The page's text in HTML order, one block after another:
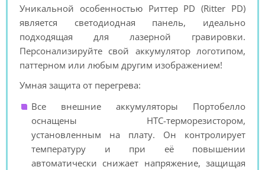
Уникальной особенностью Риттер PD (Ritter PD)
является светодиодная панель, идеально
подходящая для лазерной гравировки.
Персонализируйте свой аккумулятор логотипом,
паттерном или любым другим изображением!
Умная защита от перегрева:
Все внешние аккумуляторы Портобелло
оснащены НТС-терморезистором,
установленным на плату. Он контролирует
температуру и при её повышении
автоматически снижает напряжение, защищая